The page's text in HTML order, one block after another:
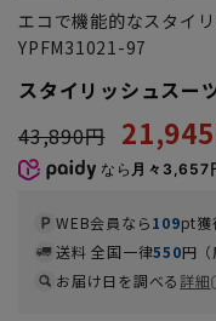
エコで機能的なスタイ
YPFM31021-97
スタイリッシュスー
43,890円
なら 月々3,657
WEB会員なら109pt獲
送料 全国一律550円（
お届け日を調べる詳細